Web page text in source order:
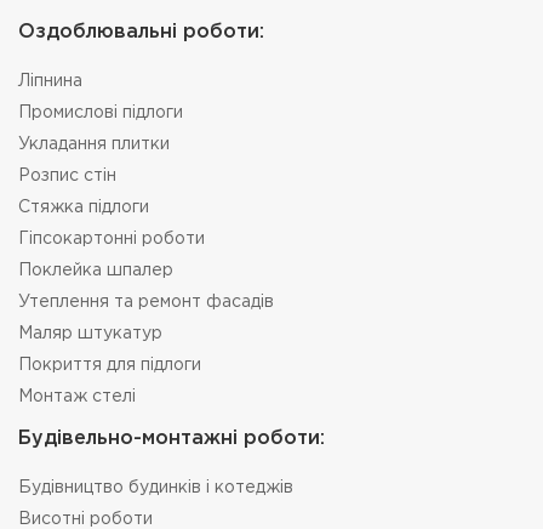
Оздоблювальні роботи:
Ліпнина
Промислові підлоги
Укладання плитки
Розпис стін
Стяжка підлоги
Гіпсокартонні роботи
Поклейка шпалер
Утеплення та ремонт фасадів
Маляр штукатур
Покриття для підлоги
Монтаж стелі
Будівельно-монтажні роботи:
Будівництво будинків і котеджів
Висотні роботи